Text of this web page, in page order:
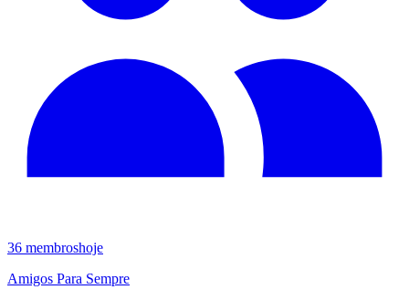
36 membroshoje
Amigos Para Sempre